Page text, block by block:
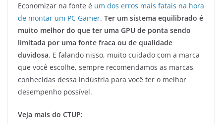
Economizar na fonte é um dos erros mais fatais na hora
de montar um PC Gamer. Ter um sistema equilibrado é
muito melhor do que ter uma GPU de ponta sendo
limitada por uma fonte fraca ou de qualidade
duvidosa. E falando nisso, muito cuidado com a marca
que você escolhe, sempre recomendamos as marcas
conhecidas dessa indústria para você ter o melhor
desempenho possível.
Veja mais do CTUP: